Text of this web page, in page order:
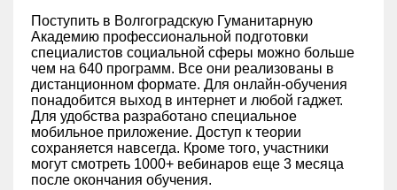
Поступить в Волгоградскую Гуманитарную
Академию профессиональной подготовки
специалистов социальной сферы можно больше
чем на 640 программ. Все они реализованы в
дистанционном формате. Для онлайн-обучения
понадобится выход в интернет и любой гаджет.
Для удобства разработано специальное
мобильное приложение. Доступ к теории
сохраняется навсегда. Кроме того, участники
могут смотреть 1000+ вебинаров еще 3 месяца
после окончания обучения.